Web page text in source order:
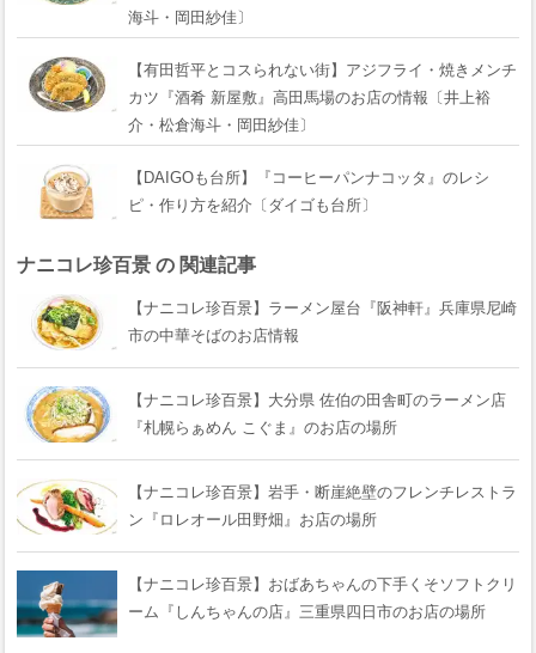
海斗・岡田紗佳〕
【有田哲平とコスられない街】アジフライ・焼きメンチ
カツ『酒肴 新屋敷』高田馬場のお店の情報〔井上裕
介・松倉海斗・岡田紗佳〕
【DAIGOも台所】『コーヒーパンナコッタ』のレシ
ピ・作り方を紹介〔ダイゴも台所〕
ナニコレ珍百景 の 関連記事
【ナニコレ珍百景】ラーメン屋台『阪神軒』兵庫県尼崎
市の中華そばのお店情報
【ナニコレ珍百景】大分県 佐伯の田舎町のラーメン店
『札幌らぁめん こぐま』のお店の場所
【ナニコレ珍百景】岩手・断崖絶壁のフレンチレストラ
ン『ロレオール田野畑』お店の場所
【ナニコレ珍百景】おばあちゃんの下手くそソフトクリ
ーム『しんちゃんの店』三重県四日市のお店の場所